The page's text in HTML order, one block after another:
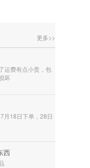
更多>>
运费有点小贵，包
坏
月18日下单，28日
西